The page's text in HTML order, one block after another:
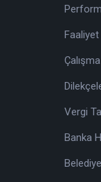
Faaliyet
Vergi
Banka